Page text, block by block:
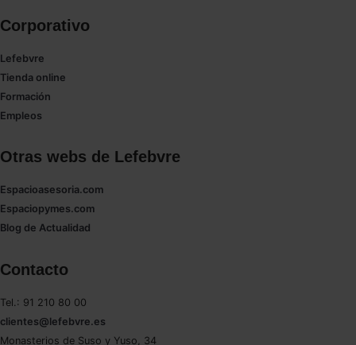
Corporativo
Lefebvre
Tienda online
Formación
Empleos
Otras webs de Lefebvre
Espacioasesoria.com
Espaciopymes.com
Blog de Actualidad
Contacto
Tel.: 91 210 80 00
clientes@lefebvre.es
Monasterios de Suso y Yuso, 34